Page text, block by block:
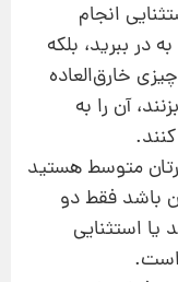
انجام
در ببرید، بلکه
خارق‌العاده
آن را به
متوسط هستید
باشد فقط دو
یا استثنایی
است.